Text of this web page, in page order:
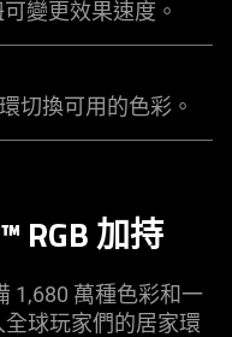
變更效果速度。
切換可用的色彩。
RGB 加持
1,680 萬種色彩和一
球玩家們的居家環